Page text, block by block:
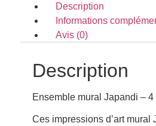
Description
Informations
Avis (0)
Description
Ensemble mural Japandi –
Ces impressions d’art